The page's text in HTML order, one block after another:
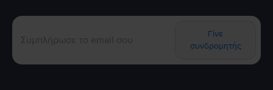
Γίνε
συνδρομητής